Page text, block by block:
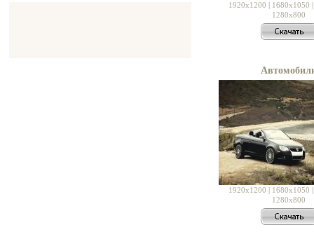
1920x1200 | 1680x1050
1280x800
1920x1200 | 1680x1050
1280x800